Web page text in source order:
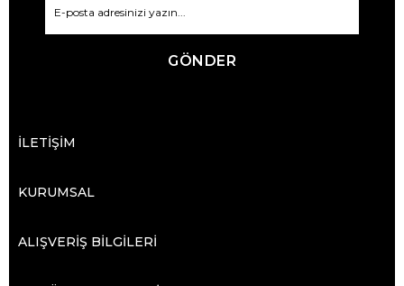
GÖNDER
İLETİŞİM
KURUMSAL
ALIŞVERİŞ BİLGİLERİ